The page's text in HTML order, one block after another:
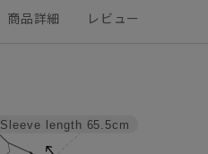
商品詳細 レビュー
Sleeve length 65.5cm